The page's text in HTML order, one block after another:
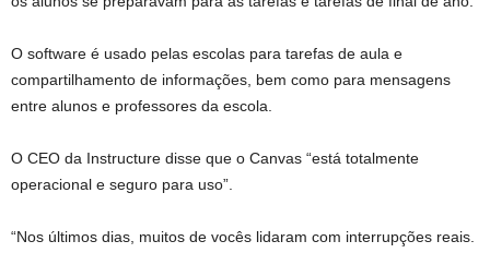
O software é usado pelas escolas para tarefas de aula e
compartilhamento de informações, bem como para mensagens
entre alunos e professores da escola.
O CEO da Instructure disse que o Canvas “está totalmente
operacional e seguro para uso”.
“Nos últimos dias, muitos de vocês lidaram com interrupções reais.